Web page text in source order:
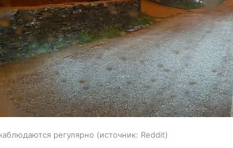
регулярно источник: Reddit